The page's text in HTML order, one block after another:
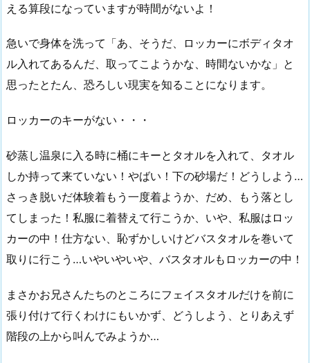
える算段になっていますが時間がないよ！
急いで身体を洗って「あ、そうだ、ロッカーにボディタオ
ル入れてあるんだ、取ってこようかな、時間ないかな」と
思ったとたん、恐ろしい現実を知ることになります。
ロッカーのキーがない・・・
砂蒸し温泉に入る時に桶にキーとタオルを入れて、タオル
しか持って来ていない！やばい！下の砂場だ！どうしよう…
さっき脱いだ体験着もう一度着ようか、だめ、もう落とし
てしまった！私服に着替えて行こうか、いや、私服はロッ
カーの中！仕方ない、恥ずかしいけどバスタオルを巻いて
取りに行こう…いやいやいや、バスタオルもロッカーの中！
まさかお兄さんたちのところにフェイスタオルだけを前に
張り付けて行くわけにもいかず、どうしよう、とりあえず
階段の上から叫んでみようか…